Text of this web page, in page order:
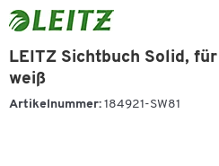
LEITZ Sichtbuch Solid,
weiß
Artikelnummer: 184921-SW81